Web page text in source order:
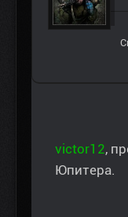
victor12,
Юпитера.